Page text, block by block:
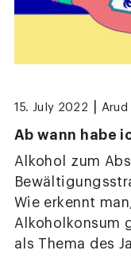
15. July 2022 Arud
Ab wann habe
Alkohol zum
Wie erkennt
Alkoholkonsum
als Thema des